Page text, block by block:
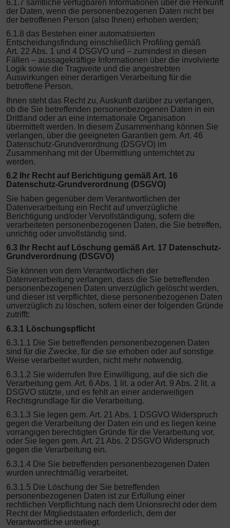
6.1.7 sämtliche verfügbaren Informationen über die Herkunft
der Daten, wenn die personenbezogenen Daten nicht bei
der betroffenen Person (also Ihnen) erhoben werden;
6.1.8 das Bestehen einer automatisierten
Entscheidungsfindung einschließlich Profiling gemäß
Art. 22 Abs. 1 und 4 DSGVO und – zumindest in diesen
Fällen – aussagekräftige Informationen über die involvierte
Logik sowie die Tragweite und die angestrebten
Auswirkungen einer derartigen Verarbeitung für die
betroffene Person.
Ihnen steht das Recht zu, Auskunft darüber zu verlangen,
ob die Sie betreffenden personenbezogenen Daten in ein
Drittland oder an eine internationale Organisation
übermittelt werden. In diesem Zusammenhang können Sie
verlangen, über die geeigneten Garantien gem. Art. 46
Datenschutz-Grundverordnung (DSGVO) im
Zusammenhang mit der Übermittlung unterrichtet zu
werden.
6.2 Ihr Recht auf Berichtigung gemäß Art. 16
Datenschutz-Grundverordnung (DSGVO)
Sie haben gegenüber dem Verantwortlichen der
Datenverarbeitung ein Recht auf unverzügliche
Berichtigung und/oder Vervollständigung, sofern die
verarbeiteten personenbezogenen Daten, die Sie betreffen,
unrichtig oder unvollständig sind.
6.3 Ihr Recht auf Löschung gemäß Art. 17 Datenschutz-
Grundverordnung (DSGVO)
Sie können von dem Verantwortlichen der
Datenverarbeitung verlangen, dass die Sie betreffenden
personenbezogenen Daten unverzüglich gelöscht werden,
und dieser ist verpflichtet, diese personenbezogenen Daten
unverzüglich zu löschen, sofern einer der folgenden Gründe
zutrifft:
6.3.1 Löschungspflicht
6.3.1.1 Die Sie betreffenden personenbezogenen Daten
sind für die Zwecke, für die sie erhoben oder auf sonstige
Weise verarbeitet wurden, nicht mehr notwendig.
6.3.1.2 Sie widerrufen Ihre Einwilligung, auf die sich die
Verarbeitung gem. Art. 6 Abs. 1 lit. a oder Art. 9 Abs. 2 lit. a
DSGVO stützte, und es fehlt an einer anderweitigen
Rechtsgrundlage für die Verarbeitung.
6.3.1.3 Sie legen gem. Art. 21 Abs. 1 DSGVO Widerspruch
gegen die Verarbeitung der Daten ein und es liegen keine
vorrangigen berechtigten Gründe für die Verarbeitung vor,
oder Sie legen gem. Art. 21 Abs. 2 DSGVO Widerspruch
gegen die Verarbeitung ein.
6.3.1.4 Die Sie betreffenden personenbezogenen Daten
wurden unrechtmäßig verarbeitet.
6.3.1.5 Die Löschung der Sie betreffenden
personenbezogenen Daten ist zur Erfüllung einer
rechtlichen Verpflichtung nach dem Unionsrecht oder dem
Recht der Mitgliedstaaten erforderlich, dem der
Verantwortliche unterliegt.